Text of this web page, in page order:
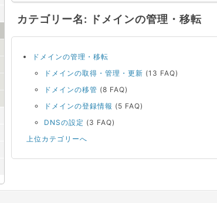
カテゴリー名: ドメインの管理・移転
ドメインの管理・移転
ドメインの取得・管理・更新 (13 FAQ)
ドメインの移管 (8 FAQ)
ドメインの登録情報 (5 FAQ)
DNSの設定 (3 FAQ)
上位カテゴリーへ